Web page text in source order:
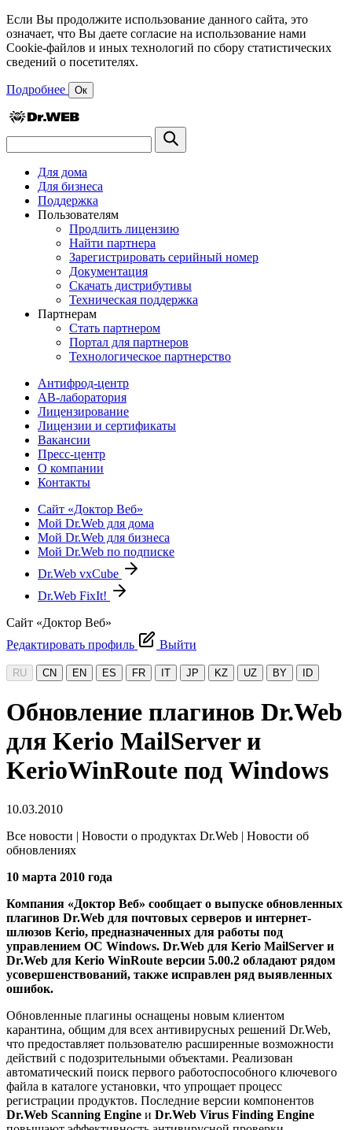
Если Вы продолжите использование данного сайта, это
означает, что Вы даете согласие на использование нами
Cookie-файлов и иных технологий по сбору статистических
сведений о посетителях.
Подробнее Ок
Для дома
Для бизнеса
Поддержка
Пользователям
Продлить лицензию
Найти партнера
Зарегистрировать серийный номер
Документация
Скачать дистрибутивы
Техническая поддержка
Партнерам
Стать партнером
Портал для партнеров
Технологическое партнерство
Антифрод-центр
АВ-лаборатория
Лицензирование
Лицензии и сертификаты
Вакансии
Пресс-центр
О компании
Контакты
Сайт «Доктор Веб»
Мой Dr.Web для дома
Мой Dr.Web для бизнеса
Мой Dr.Web по подписке
Dr.Web vxCube
Dr.Web FixIt!
Сайт «Доктор Веб»
Редактировать профиль
Выйти
RU CN EN ES FR IT JP KZ UZ BY ID
Обновление плагинов Dr.Web
для Kerio MailServer и
KerioWinRoute под Windows
10.03.2010
Все новости | Новости о продуктах Dr.Web | Новости об
обновлениях
10 марта 2010 года
Компания «Доктор Веб» сообщает о выпуске обновленных
плагинов Dr.Web для почтовых серверов и интернет-
шлюзов Kerio, предназначенных для работы под
управлением ОС Windows. Dr.Web для Kerio MailServer и
Dr.Web для Kerio WinRoute версии 5.00.2 обладают рядом
усовершенствований, также исправлен ряд выявленных
ошибок.
Обновленные плагины оснащены новым клиентом
карантина, общим для всех антивирусных решений Dr.Web,
что предоставляет пользователю расширенные возможности
действий с подозрительными объектами. Реализован
автоматический поиск первого работоспособного ключевого
файла в каталоге установки, что упрощает процесс
регистрации продуктов. Последние версии компонентов
Dr.Web Scanning Engine и Dr.Web Virus Finding Engine